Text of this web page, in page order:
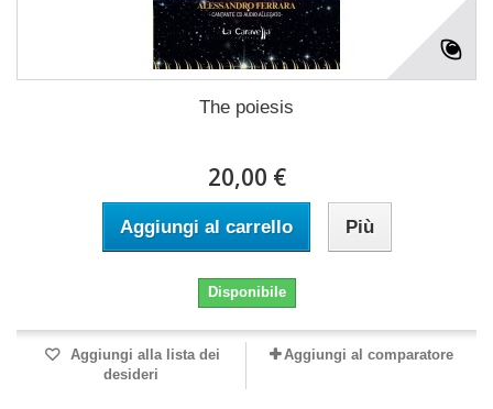
The poiesis
20,00 €
Aggiungi al carrello Più
Disponibile
Aggiungi alla lista dei
desideri
Aggiungi al comparatore